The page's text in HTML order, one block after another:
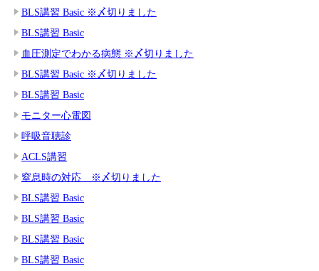
BLS講習 Basic ※〆切りました
BLS講習 Basic
血圧測定でわかる病態 ※〆切りました
BLS講習 Basic ※〆切りました
BLS講習 Basic
モニター心電図
呼吸音聴診
ACLS講習
窒息時の対応 ※〆切りました
BLS講習 Basic
BLS講習 Basic
BLS講習 Basic
BLS講習 Basic